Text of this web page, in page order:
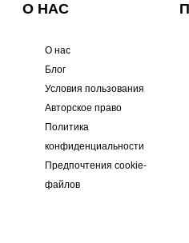
О НАС
О нас
Блог
Условия пользования
Авторское право
Политика
конфиденциальности
Предпочтения cookie-
файлов